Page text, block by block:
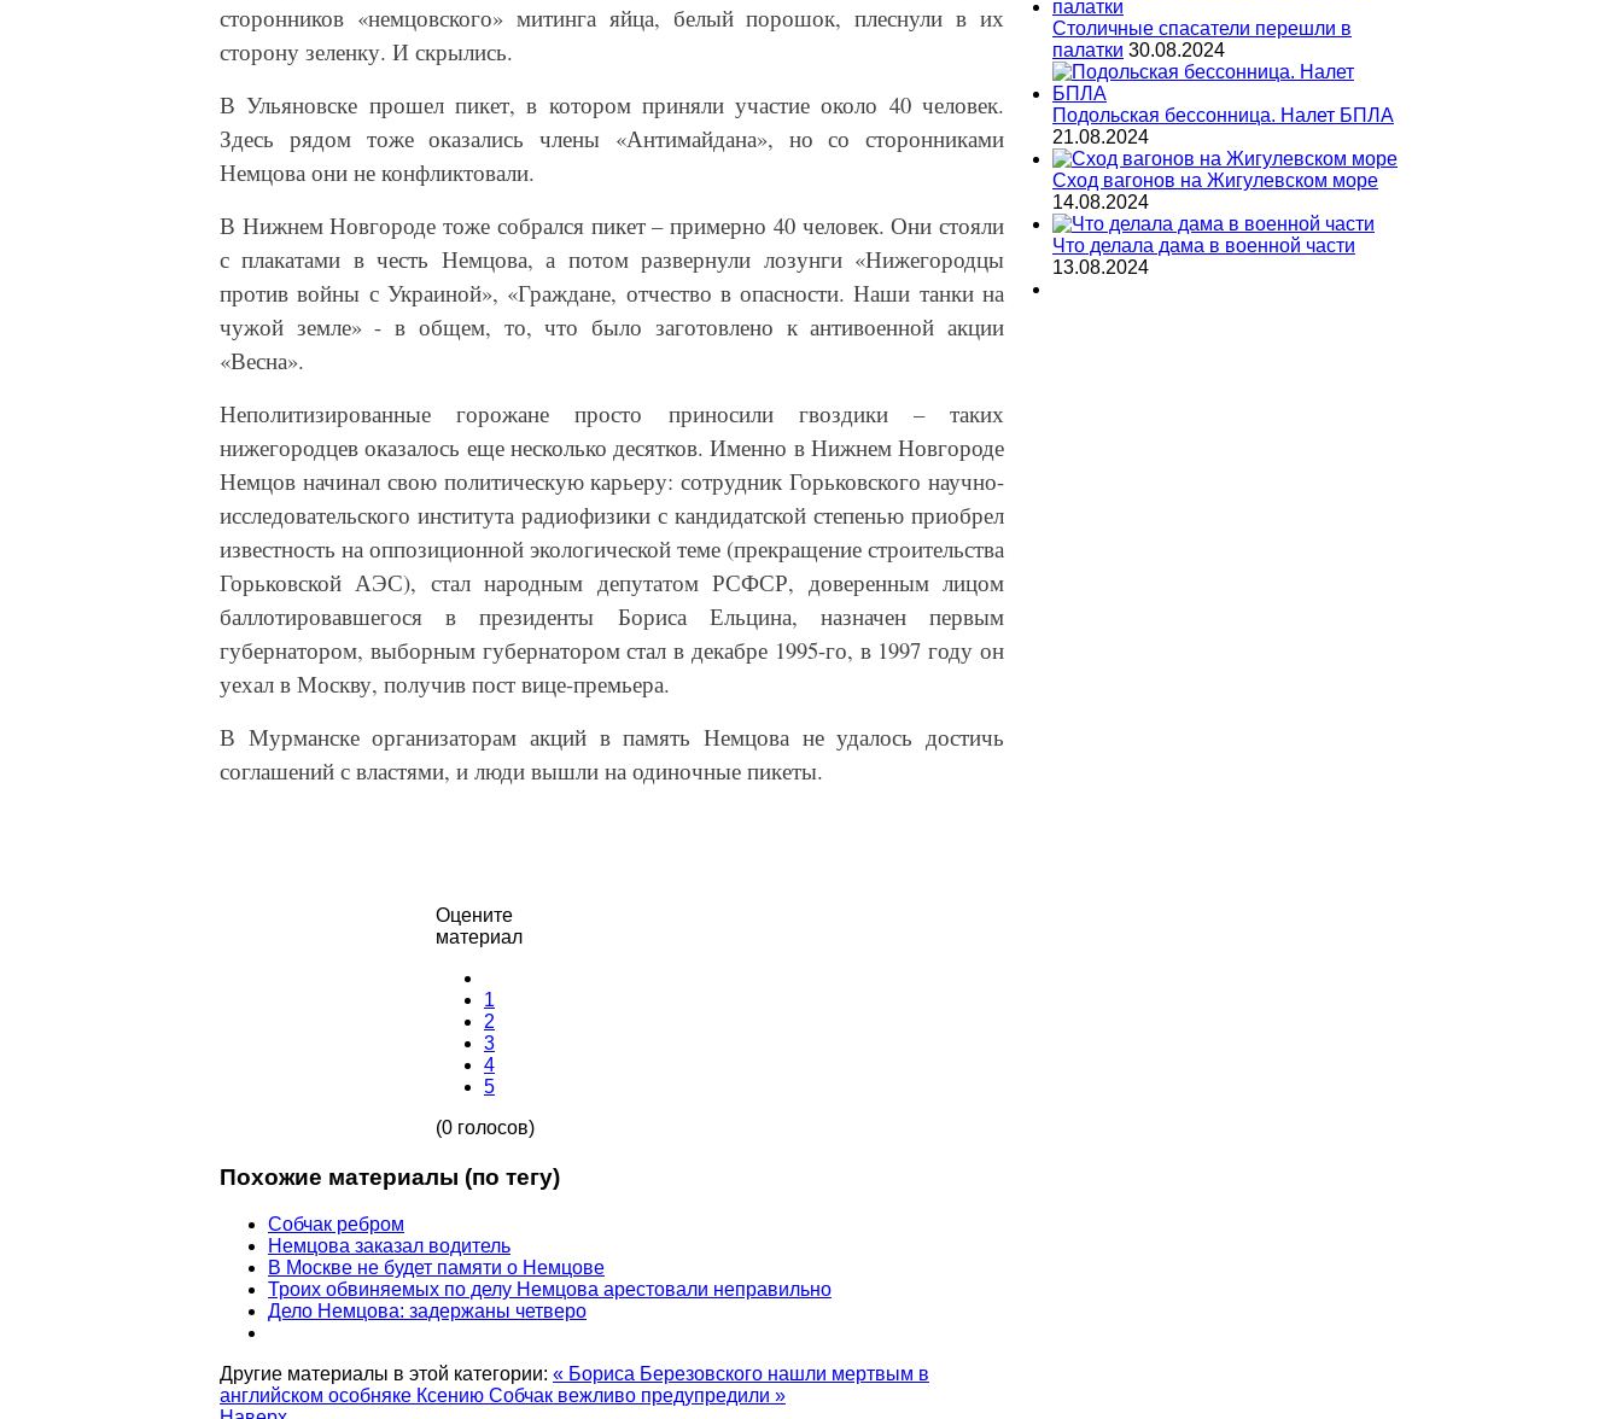
сторонников «немцовского» митинга яйца, белый порошок, плеснули в их
сторону зеленку. И скрылись.
В Ульяновске прошел пикет, в котором приняли участие около 40 человек.
Здесь рядом тоже оказались члены «Антимайдана», но со сторонниками
Немцова они не конфликтовали.
В Нижнем Новгороде тоже собрался пикет – примерно 40 человек. Они стояли
с плакатами в честь Немцова, а потом развернули лозунги «Нижегородцы
против войны с Украиной», «Граждане, отчество в опасности. Наши танки на
чужой земле» - в общем, то, что было заготовлено к антивоенной акции
«Весна».
Неполитизированные горожане просто приносили гвоздики – таких
нижегородцев оказалось еще несколько десятков. Именно в Нижнем Новгороде
Немцов начинал свою политическую карьеру: сотрудник Горьковского научно-
исследовательского института радиофизики с кандидатской степенью приобрел
известность на оппозиционной экологической теме (прекращение строительства
Горьковской АЭС), стал народным депутатом РСФСР, доверенным лицом
баллотировавшегося в президенты Бориса Ельцина, назначен первым
губернатором, выборным губернатором стал в декабре 1995-го, в 1997 году он
уехал в Москву, получив пост вице-премьера.
В Мурманске организаторам акций в память Немцова не удалось достичь
соглашений с властями, и люди вышли на одиночные пикеты.
Оцените
материал
1
2
3
4
5
(0 голосов)
Похожие материалы (по тегу)
Собчак ребром
Немцова заказал водитель
В Москве не будет памяти о Немцове
Троих обвиняемых по делу Немцова арестовали неправильно
Дело Немцова: задержаны четверо
Другие материалы в этой категории: « Бориса Березовского нашли мертвым в
английском особняке Ксению Собчак вежливо предупредили »
Столичные спасатели перешли в
палатки 30.08.2024
Подольская бессонница. Налет БПЛА
21.08.2024
Сход вагонов на Жигулевском море
14.08.2024
Что делала дама в военной части
13.08.2024